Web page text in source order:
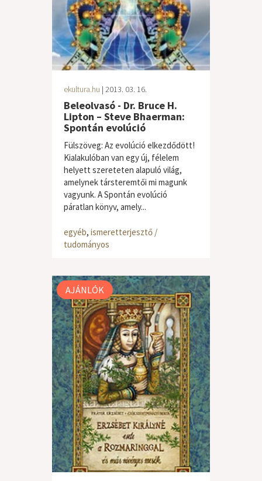
ekultura.hu | 2013. 03. 16.
Beleolvasó - Dr. Bruce H.
Lipton – Steve Bhaerman:
Spontán evolúció
Fülszöveg: Az evolúció elkezdődött!
Kialakulóban van egy új, félelem
helyett szereteten alapuló világ,
amelynek társteremtői mi magunk
vagyunk. A Spontán evolúció
páratlan könyv, amely...
egyéb, ismeretterjesztő /
tudományos
AJÁNLÓK